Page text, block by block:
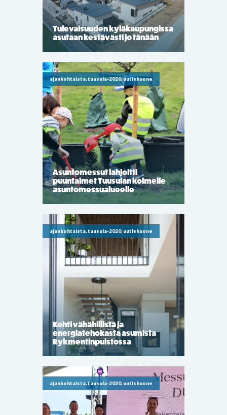
Tulevaisuuden kyläkaupungissa
asutaan kestävästi jo tänään
ajankohtaista, tuusula-2020, uutishuone
Asuntomessut lahjoitti
puuntaimet Tuusulan kolmelle
asuntomessualueelle
ajankohtaista, tuusula-2020, uutishuone
Kohti vähähiilistä ja
energiatehokasta asumista
Rykmentinpuistossa
ajankohtaista, tuusula-2020, uutishuone